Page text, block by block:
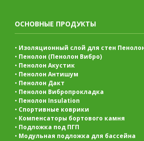
ОСНОВНЫЕ ПРОДУКТЫ
• Изоляционный слой для стен
• Пенолон (Пенолон Вибро)
• Пенолон Акустик
• Пенолон Антишум
• Пенолон Дакт
• Пенолон Вибропрокладка
• Пенолон Insulation
• Спортивные коврики
• Компенсаторы бортового камня
• Подложка под ПГП
• Модульная подложка для бассейна